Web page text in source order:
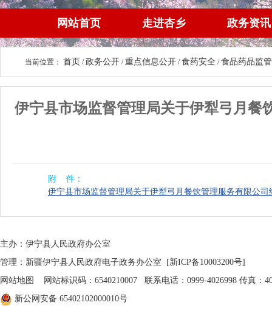
网站首页 走进杏乡 政务资讯
当前位置： 首页 /政务公开 /重点信息公开 /食药安全 /食品药品监管
伊宁县市场监督管理局关于伊犁弓月餐
附 件：
伊宁县市场监督管理局关于伊犁弓月餐饮管理服务有限公
主办：伊宁县人民政府办公室
管理：新疆伊宁县人民政府电子政务办公室
[新ICP备10003200号]
网站地图
网站标识码：6540210007 联系电话：0999-4026998 传真：
新公网安备 65402102000010号